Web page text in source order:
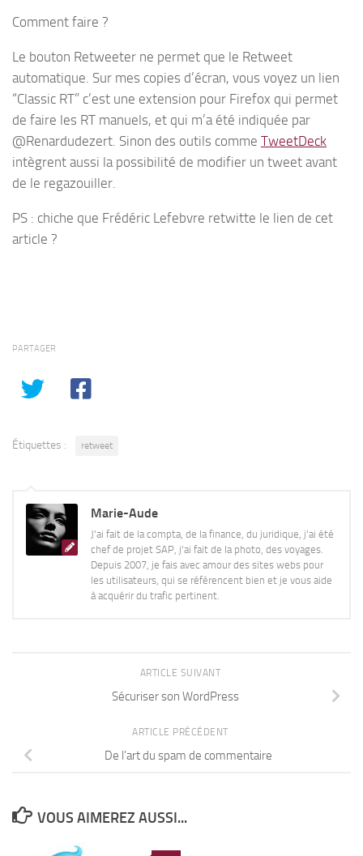
Comment faire ?
Le bouton Retweeter ne permet que le Retweet
automatique. Sur mes copies d’écran, vous voyez un lien
“Classic RT” c’est une extension pour Firefox qui permet
de faire les RT manuels, et qui m’a été indiquée par
@Renardudezert. Sinon des outils comme TweetDeck
intègrent aussi la possibilité de modifier un tweet avant
de le regazouiller.
PS : chiche que Frédéric Lefebvre retwitte le lien de cet
article ?
PARTAGER
Étiquettes : retweet
Marie-Aude
J'ai fait de la compta, de la finance, du juridique, j'ai été
chef de projet SAP, j'ai fait de la photo, des voyages.
Depuis 2007, je fais avec amour des sites webs pour
les utilisateurs, qui se référencent bien et je vous aide
à acquérir du trafic pertinent.
ARTICLE SUIVANT
Sécuriser son WordPress
ARTICLE PRÉCÉDENT
De l’art du spam de commentaire
VOUS AIMEREZ AUSSI...